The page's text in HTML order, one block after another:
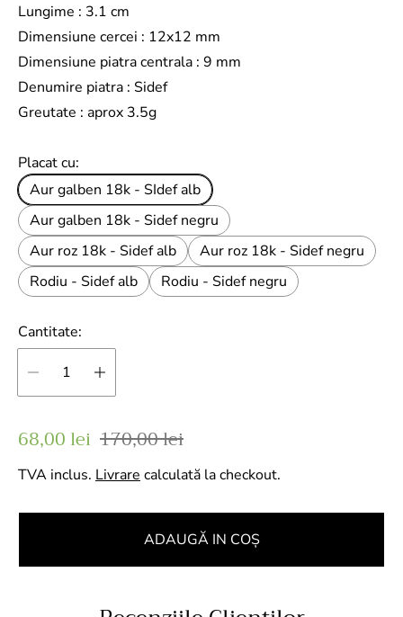
Lungime : 3.1 cm
Dimensiune cercei : 12x12 mm
Dimensiune piatra centrala : 9 mm
Denumire piatra : Sidef
Greutate : aprox 3.5g
Placat cu:
Aur galben 18k - SIdef alb
Aur galben 18k - Sidef negru
Aur roz 18k - Sidef alb
Aur roz 18k - Sidef negru
Rodiu - Sidef alb
Rodiu - Sidef negru
Cantitate:
P
r
e
ț
e
68,00 lei P
r
e
ț
b
ș
170,00 lei
TVA inclus. Livrare calculată la checkout.
ADAUGĂ IN COŞ